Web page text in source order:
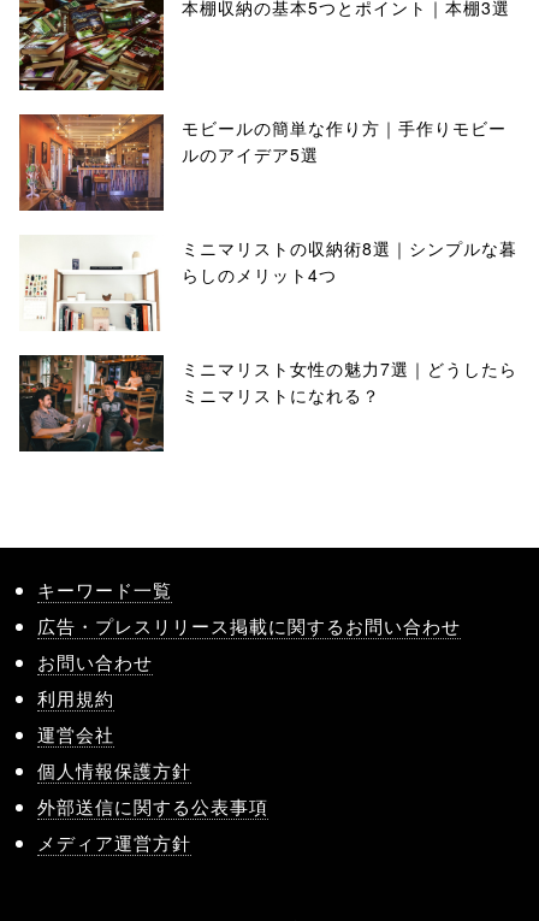
本棚収納の基本5つとポイント｜本棚3選
モビールの簡単な作り方｜手作りモビー
ルのアイデア5選
ミニマリストの収納術8選｜シンプルな暮
らしのメリット4つ
ミニマリスト女性の魅力7選｜どうしたら
ミニマリストになれる？
キーワード一覧
広告・プレスリリース掲載に関するお問い合わせ
お問い合わせ
利用規約
運営会社
個人情報保護方針
外部送信に関する公表事項
メディア運営方針